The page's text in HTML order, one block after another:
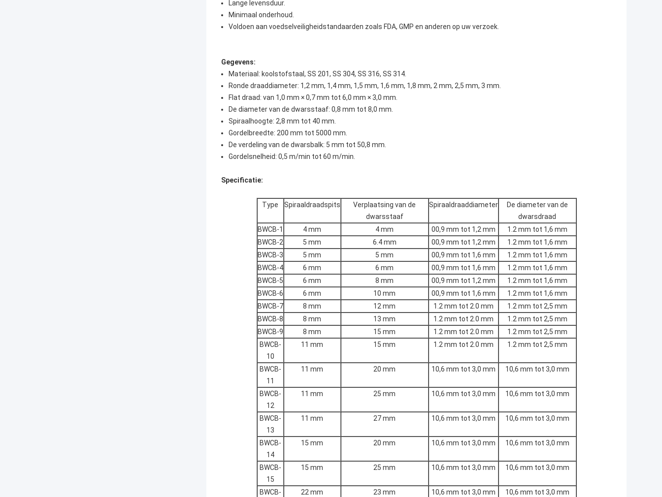
Lange levensduur.
Minimaal onderhoud.
Voldoen aan voedselveiligheidstandaarden zoals FDA, GMP en anderen op uw verzoek.
Gegevens:
Materiaal: koolstofstaal, SS 201, SS 304, SS 316, SS 314.
Ronde draaddiameter: 1,2 mm, 1,4 mm, 1,5 mm, 1,6 mm, 1,8 mm, 2 mm, 2,5 mm, 3 mm.
Flat draad: van 1,0 mm × 0,7 mm tot 6,0 mm × 3,0 mm.
De diameter van de dwarsstaaf: 0,8 mm tot 8,0 mm.
Spiraalhoogte: 2,8 mm tot 40 mm.
Gordelbreedte: 200 mm tot 5000 mm.
De verdeling van de dwarsbalk: 5 mm tot 50,8 mm.
Gordelsnelheid: 0,5 m/min tot 60 m/min.
Specificatie:
Type Spiraaldraadspits
Verplaatsing van de
dwarsstaaf
Spiraaldraaddiameter
De diameter van de
dwarsdraad
BWCB-1
4 mm 4 mm 00,9 mm tot 1,2 mm
1.2 mm tot 1,6 mm
BWCB-2
5 mm 6.4 mm 00,9 mm tot 1,2 mm
1.2 mm tot 1,6 mm
BWCB-3
5 mm 5 mm 00,9 mm tot 1,6 mm
1.2 mm tot 1,6 mm
BWCB-4
6 mm 6 mm 00,9 mm tot 1,6 mm
1.2 mm tot 1,6 mm
BWCB-5
6 mm 8 mm 00,9 mm tot 1,2 mm
1.2 mm tot 1,6 mm
BWCB-6
6 mm 10 mm 00,9 mm tot 1,6 mm
1.2 mm tot 1,6 mm
BWCB-7
8 mm 12 mm 1.2 mm tot 2.0 mm
1.2 mm tot 2,5 mm
BWCB-8
8 mm 13 mm 1.2 mm tot 2.0 mm
1.2 mm tot 2,5 mm
BWCB-9
8 mm 15 mm 1.2 mm tot 2.0 mm
1.2 mm tot 2,5 mm
BWCB-
10
11 mm 15 mm 1.2 mm tot 2.0 mm 1.2 mm tot 2,5 mm
BWCB-
11
11 mm 20 mm 10,6 mm tot 3,0 mm 10,6 mm tot 3,0 mm
BWCB-
12
11 mm 25 mm 10,6 mm tot 3,0 mm 10,6 mm tot 3,0 mm
BWCB-
13
11 mm 27 mm 10,6 mm tot 3,0 mm 10,6 mm tot 3,0 mm
BWCB-
14
15 mm 20 mm 10,6 mm tot 3,0 mm 10,6 mm tot 3,0 mm
BWCB-
15
15 mm 25 mm 10,6 mm tot 3,0 mm 10,6 mm tot 3,0 mm
BWCB-
22 mm 23 mm 10,6 mm tot 3,0 mm 10,6 mm tot 3,0 mm